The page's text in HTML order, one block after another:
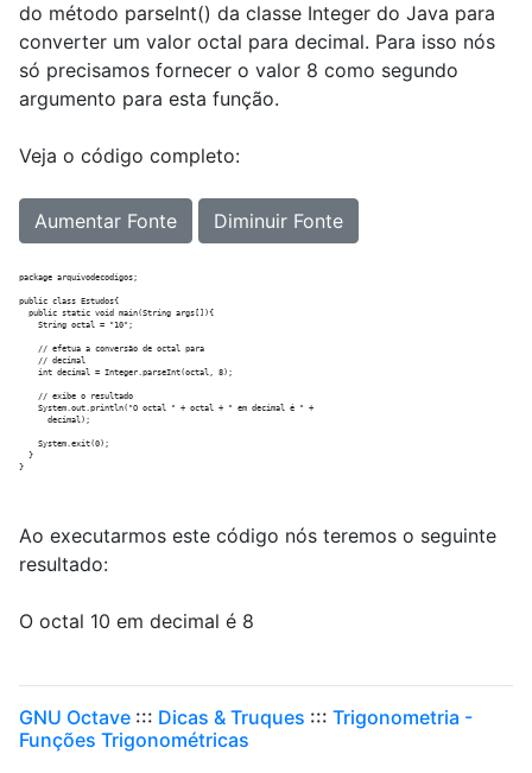
do método parseInt() da classe Integer do Java para
converter um valor octal para decimal. Para isso nós
só precisamos fornecer o valor 8 como segundo
argumento para esta função.
Veja o código completo:
Aumentar Fonte Diminuir Fonte
package arquivodecodigos;
public class Estudos{
  public static void main(String args[]){
    String octal = "10";
    // efetua a conversão de octal para
    // decimal
    int decimal = Integer.parseInt(octal, 8);
    // exibe o resultado
    System.out.println("O octal " + octal + " em decimal é " +
      decimal);
    System.exit(0);
  }
Ao executarmos este código nós teremos o seguinte
resultado:
O octal 10 em decimal é 8
GNU Octave ::: Dicas & Truques ::: Trigonometria -
Funções Trigonométricas